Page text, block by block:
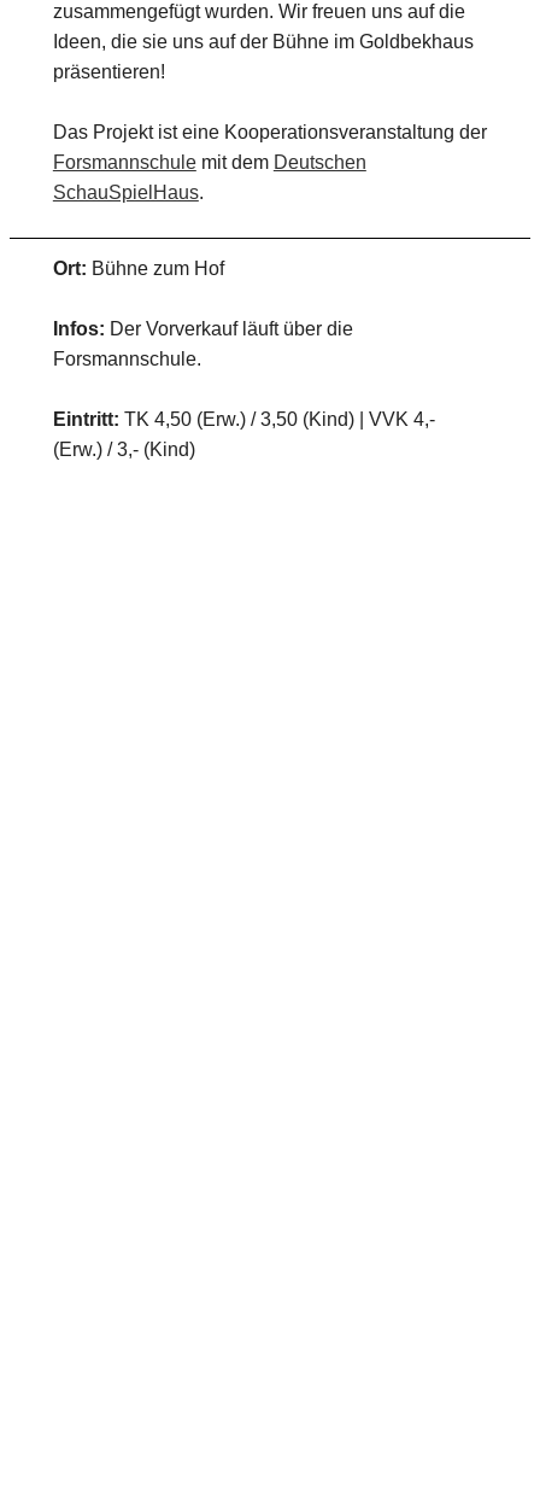
zusammengefügt wurden. Wir freuen uns auf die
Ideen, die sie uns auf der Bühne im Goldbekhaus
präsentieren!
Das Projekt ist eine Kooperationsveranstaltung der
Forsmannschulemit dem Deutschen
SchauSpielHaus.
Ort: Bühne zum Hof
Infos: Der Vorverkauf läuft über die
Forsmannschule.
Eintritt: TK 4,50 (Erw.) / 3,50 (Kind) | VVK 4,-
(Erw.) / 3,- (Kind)